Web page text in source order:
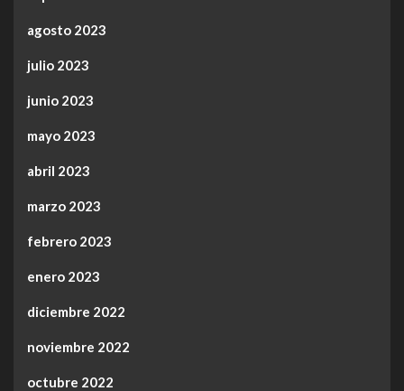
agosto 2023
julio 2023
junio 2023
mayo 2023
abril 2023
marzo 2023
febrero 2023
enero 2023
diciembre 2022
noviembre 2022
octubre 2022